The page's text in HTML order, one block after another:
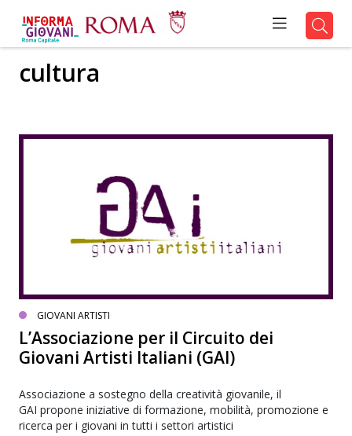
cultura
GIOVANI ARTISTI
L’Associazione per il Circuito dei
Giovani Artisti Italiani (GAI)
Associazione a sostegno della creatività giovanile, il
GAI propone iniziative di formazione, mobilità, promozione e
ricerca per i giovani in tutti i settori artistici